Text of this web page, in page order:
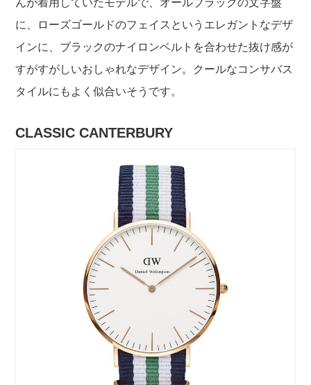
んが着用していたモデルで、オールブラックの文字盤
に、ローズゴールドのフェイスというエレガントなデザ
インに、ブラックのナイロンベルトを合わせた抜け感が
すがすがしいおしゃれなデザイン。クールなコンサバス
タイルにもよく似合いそうです。
CLASSIC CANTERBURY